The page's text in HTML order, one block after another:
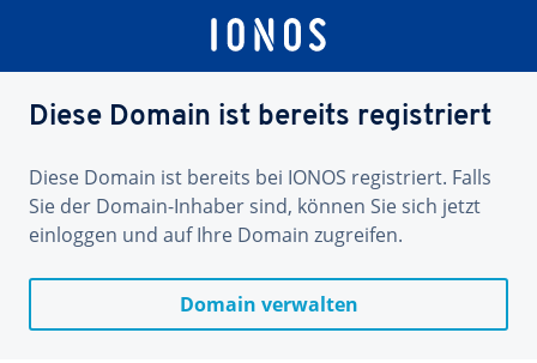
Diese Domain ist bereits registriert
Diese Domain ist bereits bei IONOS registriert. Falls
Sie der Domain-Inhaber sind, können Sie sich jetzt
einloggen und auf Ihre Domain zugreifen.
Domain verwalten